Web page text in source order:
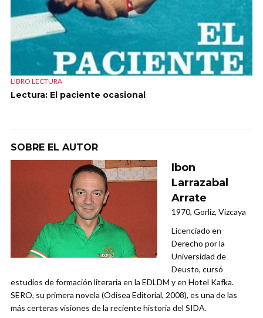
LIBRO LECTURA
Lectura: El paciente ocasional
SOBRE EL AUTOR
Ibon
Larrazabal
Arrate
1970, Gorliz, Vizcaya
Licenciado en
Derecho por la
Universidad de
Deusto, cursó
estudios de formación literaria en la EDLDM y en Hotel Kafka.
SERO, su primera novela (Odisea Editorial, 2008), es una de las
más certeras visiones de la reciente historia del SIDA.